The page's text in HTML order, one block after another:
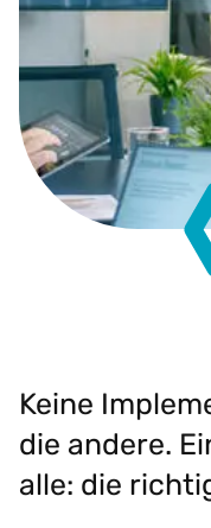
Keine
die andere.
alle: die